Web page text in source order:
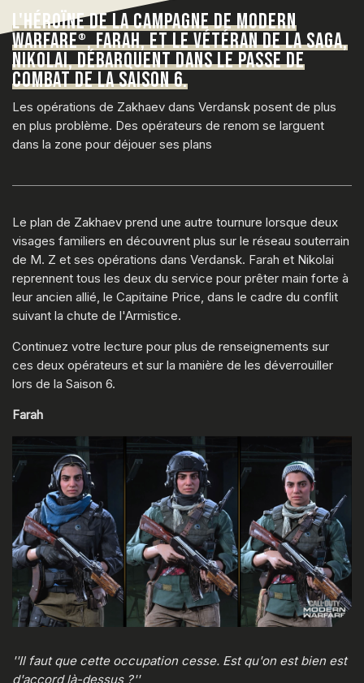
L'HÉROÏNE DE LA CAMPAGNE DE MODERN
WARFARE®, FARAH, ET LE VÉTÉRAN DE LA SAGA,
NIKOLAI, DÉBARQUENT DANS LE PASSE DE
COMBAT DE LA SAISON 6.
Les opérations de Zakhaev dans Verdansk posent de plus
en plus problème. Des opérateurs de renom se larguent
dans la zone pour déjouer ses plans
Le plan de Zakhaev prend une autre tournure lorsque deux
visages familiers en découvrent plus sur le réseau souterrain
de M. Z et ses opérations dans Verdansk. Farah et Nikolai
reprennent tous les deux du service pour prêter main forte à
leur ancien allié, le Capitaine Price, dans le cadre du conflit
suivant la chute de l'Armistice.
Continuez votre lecture pour plus de renseignements sur
ces deux opérateurs et sur la manière de les déverrouiller
lors de la Saison 6.
Farah
''Il faut que cette occupation cesse. Est qu'on est bien est
d'accord là-dessus ?''